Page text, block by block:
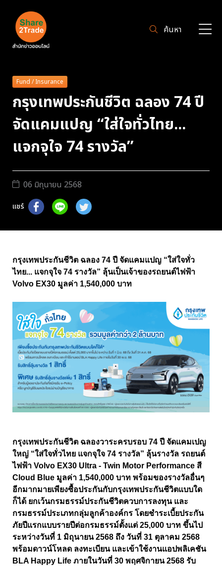
ค้นหา
Fund / Insurance
กรุงเทพประกันชีวิต ฉลอง 74 ปี
จัดแคมแปญ “ใส่ใจทั่วไทย...
แจกจุใจ 74 รางวัล”
06 มิถุนายน 2568
แชร์
กรุงเทพประกันชีวิต ฉลอง 74 ปี จัดแคมแปญ “ใส่ใจทั่ว
ไทย... แจกจุใจ 74 รางวัล” ลุ้นเป็นเจ้าของรถยนต์ไฟฟ้า
Volvo EX30 มูลค่า 1,540,000 บาท
กรุงเทพประกันชีวิต ฉลองวาระครบรอบ 74 ปี จัดแคมเปญ
ใหญ่ “ใส่ใจทั่วไทย แจกจุใจ 74 รางวัล” ลุ้นรางวัล รถยนต์
ไฟฟ้า Volvo EX30 Ultra - Twin Motor Performance สี
Cloud Blue มูลค่า 1,540,000 บาท พร้อมของรางวัลอื่นๆ
อีกมากมายเพียงซื้อประกันกับกรุงเทพประกันชีวิตแบบใด
ก็ได้ ยกเว้นกรมธรรม์ประกันชีวิตควบการลงทุน และ
กรมธรรม์ประเภทกลุ่มลูกค้าองค์กร โดยชำระเบี้ยประกัน
ภัยปีแรกแบบรายปีต่อกรมธรรม์ตั้งแต่ 25,000 บาท ขึ้นไป
ระหว่างวันที่ 1 มิถุนายน 2568 ถึง วันที่ 31 ตุลาคม 2568
พร้อมดาวน์โหลด ลงทะเบียน และเข้าใช้งานแอปพลิเคชัน
BLA Happy Life ภายในวันที่ 30 พฤศจิกายน 2568 รับ